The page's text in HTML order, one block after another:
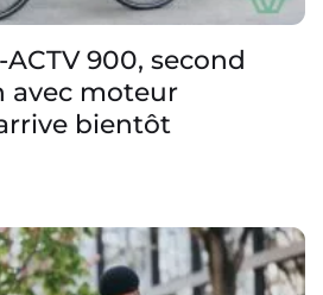
900, second
avec moteur
bientôt